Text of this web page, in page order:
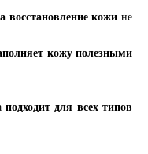
восстановление кожи не
кожу полезными
подходит для всех типов